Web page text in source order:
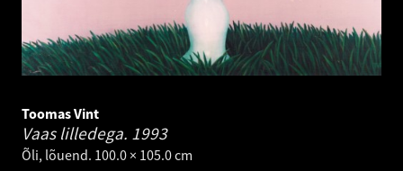
Toomas Vint
Vaas lilledega. 1993
Õli, lõuend. 100.0 × 105.0 cm